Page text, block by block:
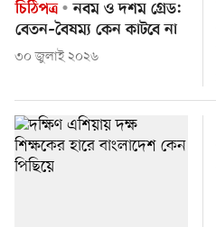
চিঠিপত্র
নবম ও দশম গ্রেড:
বেতন–বৈষম্য কেন কাটবে না
৩০ জুলাই ২০২৬